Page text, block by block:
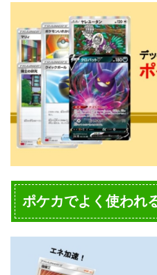
ポケカでよく使われ